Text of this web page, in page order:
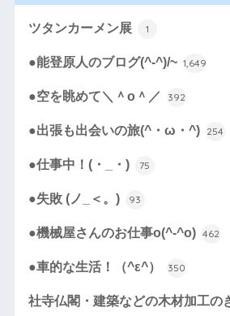
ツタンカーメン展 1
●能登原人のブログ(^-^)/~ 1,649
●空を眺めて＼＾o＾／ 392
●出張も出会いの旅(^・ω・^) 254
●仕事中！(・_・) 75
●失敗 (ノ_＜。) 93
●機械屋さんのお仕事o(^-^o) 462
●車的な生活！（^ε^） 350
社寺仏閣・建築などの木材加工の